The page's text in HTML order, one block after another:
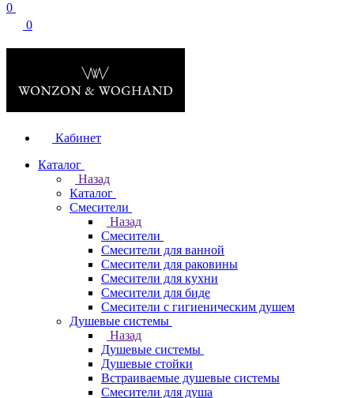
0
0
Кабинет
Каталог
Назад
Каталог
Смесители
Назад
Смесители
Смесители для ванной
Смесители для раковины
Смесители для кухни
Смесители для биде
Смесители с гигиеническим душем
Душевые системы
Назад
Душевые системы
Душевые стойки
Встраиваемые душевые системы
Смесители для душа